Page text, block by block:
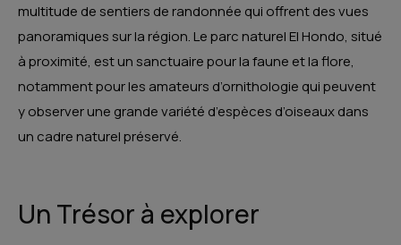
multitude de sentiers de randonnée qui offrent des vues
panoramiques sur la région. Le parc naturel El Hondo, situé
à proximité, est un sanctuaire pour la faune et la flore,
notamment pour les amateurs d’ornithologie qui peuvent
y observer une grande variété d’espèces d’oiseaux dans
un cadre naturel préservé.
Un Trésor à explorer